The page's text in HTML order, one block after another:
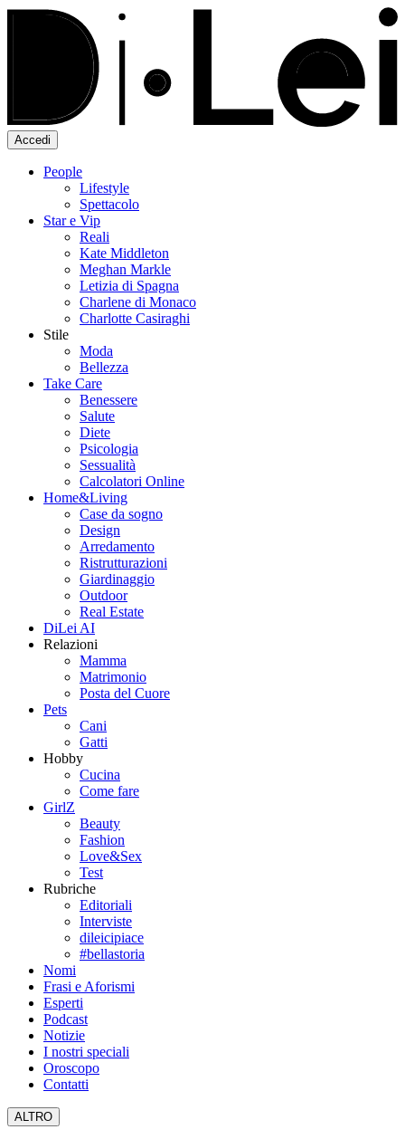
Accedi
People
Lifestyle
Spettacolo
Star e Vip
Reali
Kate Middleton
Meghan Markle
Letizia di Spagna
Charlene di Monaco
Charlotte Casiraghi
Stile
Moda
Bellezza
Take Care
Benessere
Salute
Diete
Psicologia
Sessualità
Calcolatori Online
Home&Living
Case da sogno
Design
Arredamento
Ristrutturazioni
Giardinaggio
Outdoor
Real Estate
DiLei AI
Relazioni
Mamma
Matrimonio
Posta del Cuore
Pets
Cani
Gatti
Hobby
Cucina
Come fare
GirlZ
Beauty
Fashion
Love&Sex
Test
Rubriche
Editoriali
Interviste
dileicipiace
#bellastoria
Nomi
Frasi e Aforismi
Esperti
Podcast
Notizie
I nostri speciali
Oroscopo
Contatti
ALTRO